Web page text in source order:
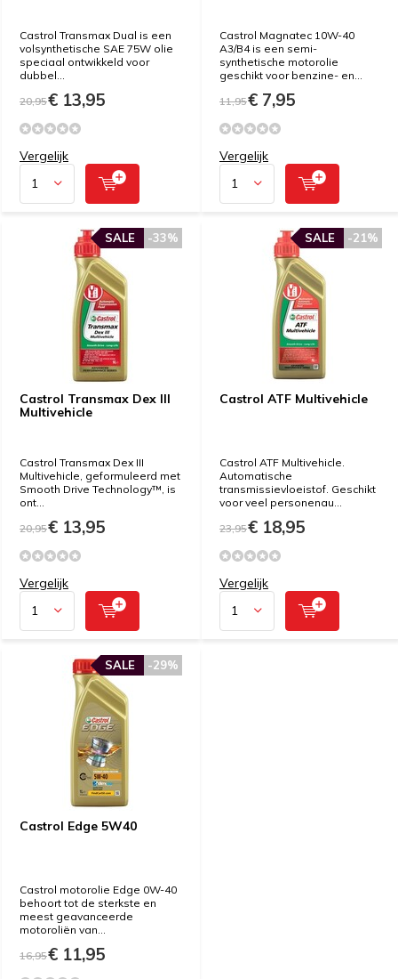
Castrol Transmax Dual is een
volsynthetische SAE 75W olie
speciaal ontwikkeld voor
dubbel...
20,95€ 13,95
Vergelijk
Castrol Magnatec 10W-40
A3/B4 is een semi-
synthetische motorolie
geschikt voor benzine- en...
11,95€ 7,95
Vergelijk
Castrol Transmax Dex III
Multivehicle
-33%
SALE
Castrol Transmax Dex III
Multivehicle, geformuleerd met
Smooth Drive Technology™, is
ont...
20,95€ 13,95
Vergelijk
Castrol ATF Multivehicle
-21%
SALE
Castrol ATF Multivehicle.
Automatische
transmissievloeistof. Geschikt
voor veel personenau...
23,95€ 18,95
Vergelijk
Castrol Edge 5W40
-29%
SALE
Castrol motorolie Edge 0W-40
behoort tot de sterkste en
meest geavanceerde
motoroliën van...
16,95€ 11,95